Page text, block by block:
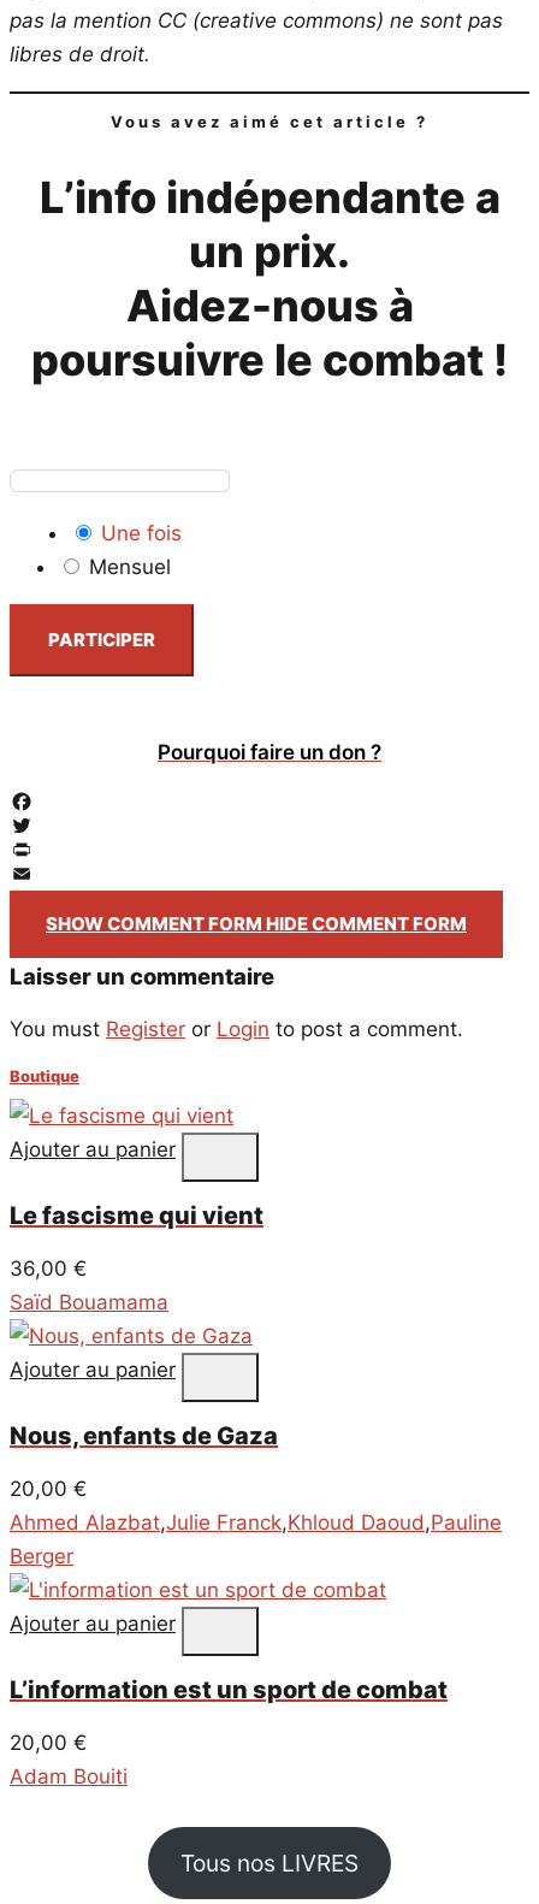
pas la mention CC (creative commons) ne sont pas
libres de droit.
Vous avez aimé cet article ?
L’info indépendante a
un prix.
Aidez-nous à
poursuivre le combat !
Une fois
Mensuel
PARTICIPER
Pourquoi faire un don ?
Facebook
Twitter
PrintFriendly
Email
SHOW COMMENT FORM HIDE COMMENT FORM
Laisser un commentaire
You must Register or Login to post a comment.
Boutique
Ajouter au panier
Le fascisme qui vient
36,00 €
Saïd Bouamama
Ajouter au panier
Nous, enfants de Gaza
20,00 €
Ahmed Alazbat,Julie Franck,Khloud Daoud,Pauline
Berger
Ajouter au panier
L’information est un sport de combat
20,00 €
Adam Bouiti
Tous nos LIVRES